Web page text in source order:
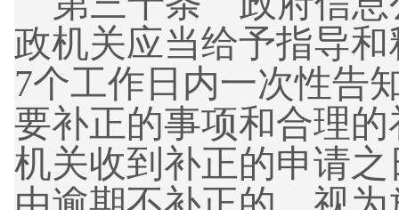
政机关应当给予指导
7个工作日内一次性告
要补正的事项和合理
机关收到补正的申请